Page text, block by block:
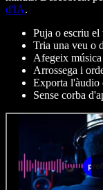
d'IA.
Puja o escriu el
Tria una veu o
Afegeix
Arrossega i
Exporta l'àudio
Sense corba